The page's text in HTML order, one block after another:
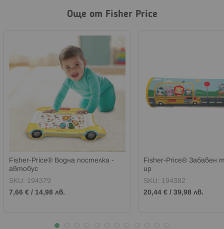
Още от Fisher Price
Fisher-Price® Водна постелка -
автобус
SKU: 194379
7,66 € / 14,98 лв.
Fisher-Price® Забавен
up
SKU: 194382
20,44 € / 39,98 лв.